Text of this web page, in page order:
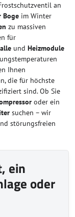
an
Boge im Winter
zu massiven
für
und Heizmodule
Ihnen
die für höchste
sind. Ob Sie
oder ein
suchen – wir
störungsfreien
ein
oder